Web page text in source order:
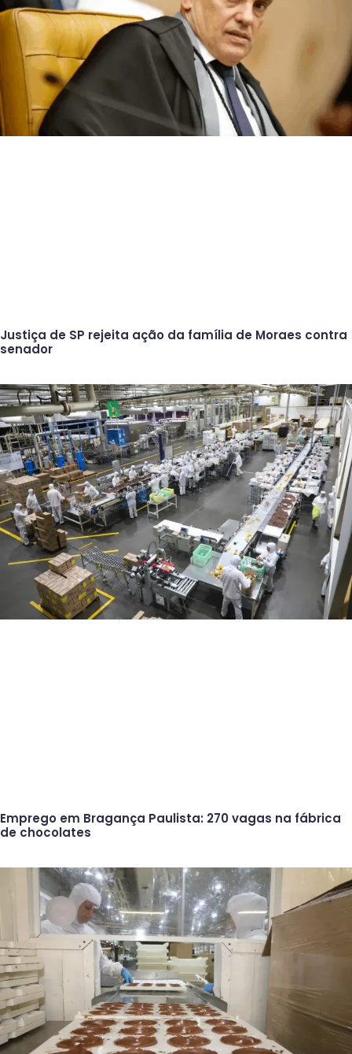
Justiça de SP rejeita ação da família de Moraes contra
senador
Emprego em Bragança Paulista: 270 vagas na fábrica
de chocolates